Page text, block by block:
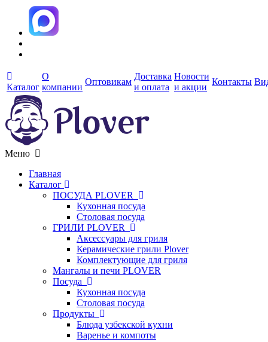
Каталог
О
компании
Оптовикам
Доставка
и оплата
Новости
и акции
Контакты
Меню
Главная
Каталог
ПОСУДА PLOVER
Кухонная посуда
Столовая посуда
ГРИЛИ PLOVER
Аксессуары для гриля
Керамические грили Plover
Комплектующие для гриля
Мангалы и печи PLOVER
Посуда
Кухонная посуда
Столовая посуда
Продукты
Блюда узбекской кухни
Варенье и компоты